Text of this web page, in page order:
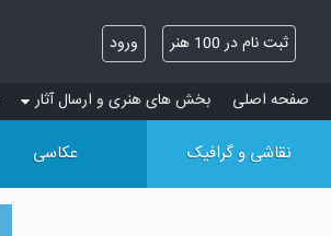
ثبت نام در 100 هنر ورود
صفحه اصلی بخش های هنری و ارسال آثار
نقاشی و گرافیک عکاسی